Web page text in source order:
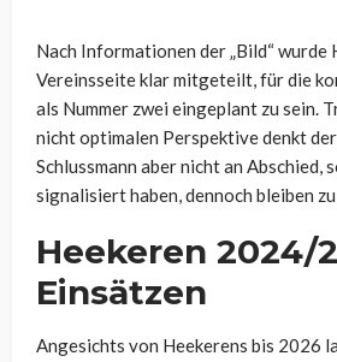
Nach Informationen der „Bild“ wurde
Vereinsseite klar mitgeteilt, für die
als Nummer zwei eingeplant zu sein.
nicht optimalen Perspektive denkt
Schlussmann aber nicht an Abschied,
signalisiert haben, dennoch bleiben
Heekeren 2024/
Einsätzen
Angesichts von Heekerens bis 2026